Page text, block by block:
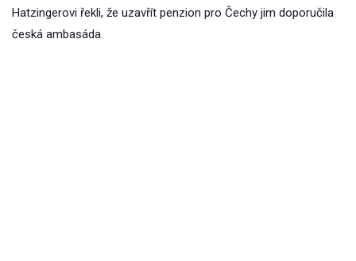
Hatzingerovi řekli, že uzavřít penzion pro Čechy jim doporučila
česká ambasáda.